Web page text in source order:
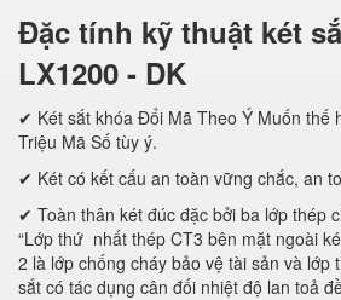
Đặc tính kỹ thuật két
LX1200 - DK
✔ Két sắt khóa Đổi Mã Theo Ý Muốn thế
Triệu Mã Số tùy ý.
✔ Két có kết cấu an toàn vững chắc, an
✔ Toàn thân két đúc đặc bởi ba lớp thép
“Lớp thứ nhất thép CT3 bên mặt ngoài
2 là lớp chống cháy bảo vệ tài sản và lớp
sắt có tác dụng cân đối nhiệt độ lan toả